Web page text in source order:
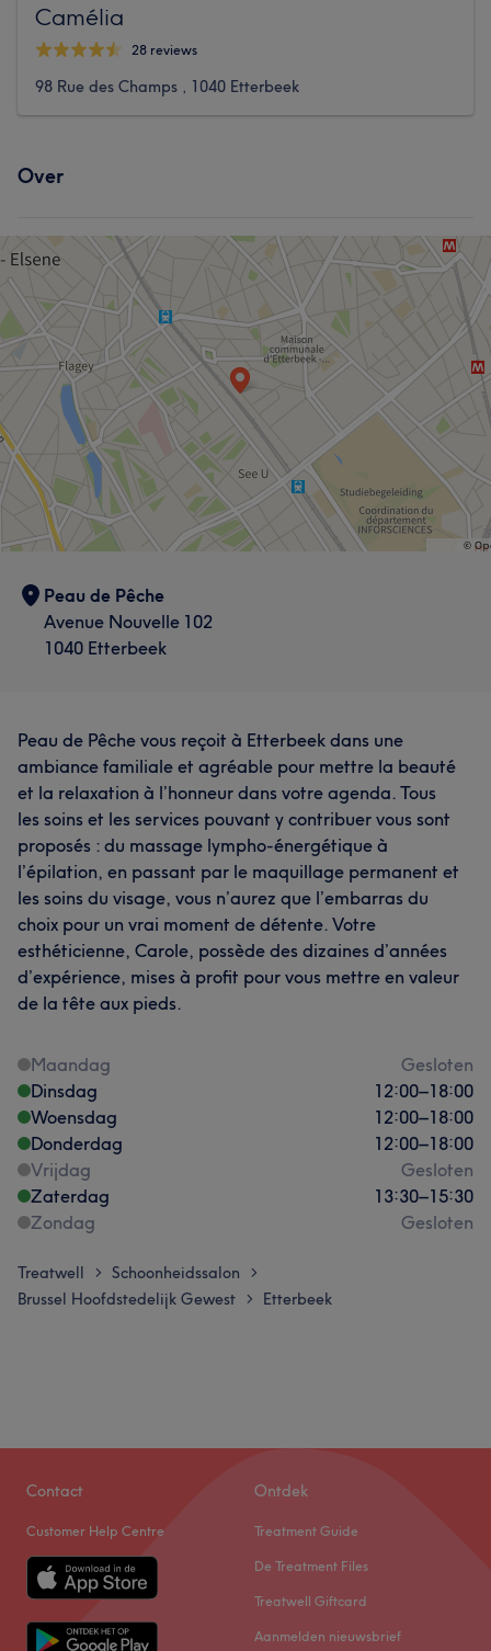
Camélia
28 reviews
98 Rue des Champs , 1040 Etterbeek
Over
Peau de Pêche
Avenue Nouvelle 102
1040 Etterbeek
Peau de Pêche vous reçoit à Etterbeek dans une
ambiance familiale et agréable pour mettre la beauté
et la relaxation à l’honneur dans votre agenda. Tous
les soins et les services pouvant y contribuer vous sont
proposés : du massage lympho-énergétique à
l’épilation, en passant par le maquillage permanent et
les soins du visage, vous n’aurez que l’embarras du
choix pour un vrai moment de détente. Votre
esthéticienne, Carole, possède des dizaines d’années
d’expérience, mises à profit pour vous mettre en valeur
de la tête aux pieds.
Maandag
Gesloten
Dinsdag
12:00–18:00
Woensdag
12:00–18:00
Donderdag
12:00–18:00
Vrijdag
Gesloten
Zaterdag
13:30–15:30
Zondag
Gesloten
Treatwell > Schoonheidssalon >
Brussel Hoofdstedelijk Gewest > Etterbeek
Contact
Customer Help Centre
Ontdek
Treatment Guide
De Treatment Files
Treatwell Giftcard
Aanmelden nieuwsbrief